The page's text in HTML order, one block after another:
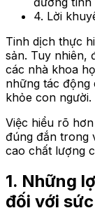
4. Lời
Tinh dịch thực
sản. Tuy nhiên,
các nhà khoa
những tác động
khỏe con người.
Việc hiểu rõ
đúng đắn trong
cao chất lượng
1. Những
đối với